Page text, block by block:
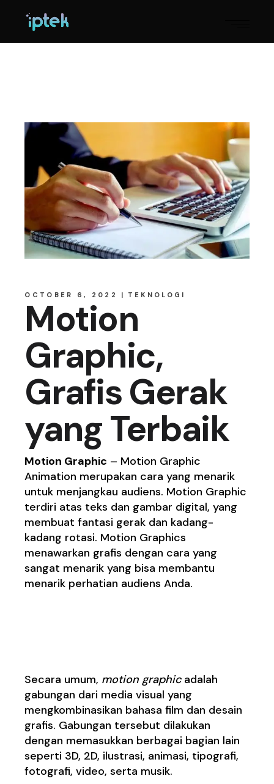
OCTOBER 6, 2022 TEKNOLOGI
Motion
Graphic,
Grafis Gerak
yang Terbaik
Motion Graphic – Motion Graphic
Animation merupakan cara yang menarik
untuk menjangkau audiens. Motion Graphic
terdiri atas teks dan gambar digital, yang
membuat fantasi gerak dan kadang-
kadang rotasi. Motion Graphics
menawarkan grafis dengan cara yang
sangat menarik yang bisa membantu
menarik perhatian audiens Anda.
Secara umum, motion graphicadalah
gabungan dari media visual yang
mengkombinasikan bahasa film dan desain
grafis. Gabungan tersebut dilakukan
dengan memasukkan berbagai bagian lain
seperti 3D, 2D, ilustrasi, animasi, tipografi,
fotografi, video, serta musik.